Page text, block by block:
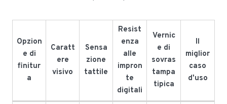
Opzion
e di
finitur
a
Caratt
ere
visivo
Sensa
zione
tattile
Resist
enza
alle
impron
te
digitali
Vernic
e di
sovras
tampa
tipica
Il
miglior
caso
d'uso